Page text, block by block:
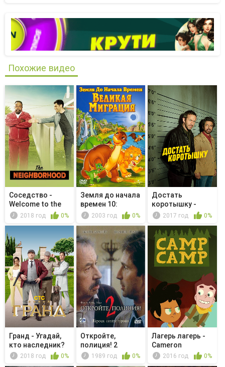
Похожие видео
Соседство -
Welcome to the
Repipe2018 год 0%
Земля до начала
времен 10:
Великая ми...
2003 год 0%
Достать
коротышку -
Epinephrine
2017 год 0%
Гранд - Угадай,
кто наследник?
2018 год 0%
Откройте,
полиция! 2
1989 год 0%
Лагерь лагерь -
Cameron
Campbell the ...
2016 год 0%